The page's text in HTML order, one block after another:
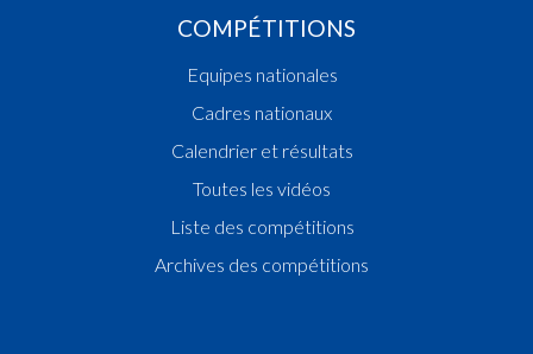
COMPÉTITIONS
Equipes nationales
Cadres nationaux
Calendrier et résultats
Toutes les vidéos
Liste des compétitions
Archives des compétitions